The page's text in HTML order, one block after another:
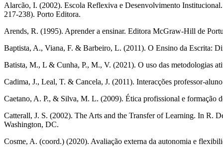
Alarcão, I. (2002). Escola Reflexiva e Desenvolvimento
217‐238). Porto Editora.
Arends, R. (1995). Aprender a ensinar. Editora McGraw‐Hill de
Baptista, A., Viana, F. & Barbeiro, L. (2011). O Ensino da Escrita:
Batista, M., L & Cunha, P., M., V. (2021). O uso das metodologias
Cadima, J., Leal, T. & Cancela, J. (2011). Interacções
Caetano, A. P., & Silva, M. L. (2009). Ética profissional e formação
Catterall, J. S. (2002). The Arts and the Transfer of Learning. In R.
Washington, DC.
Cosme, A. (coord.) (2020). Avaliação externa da autonomia e